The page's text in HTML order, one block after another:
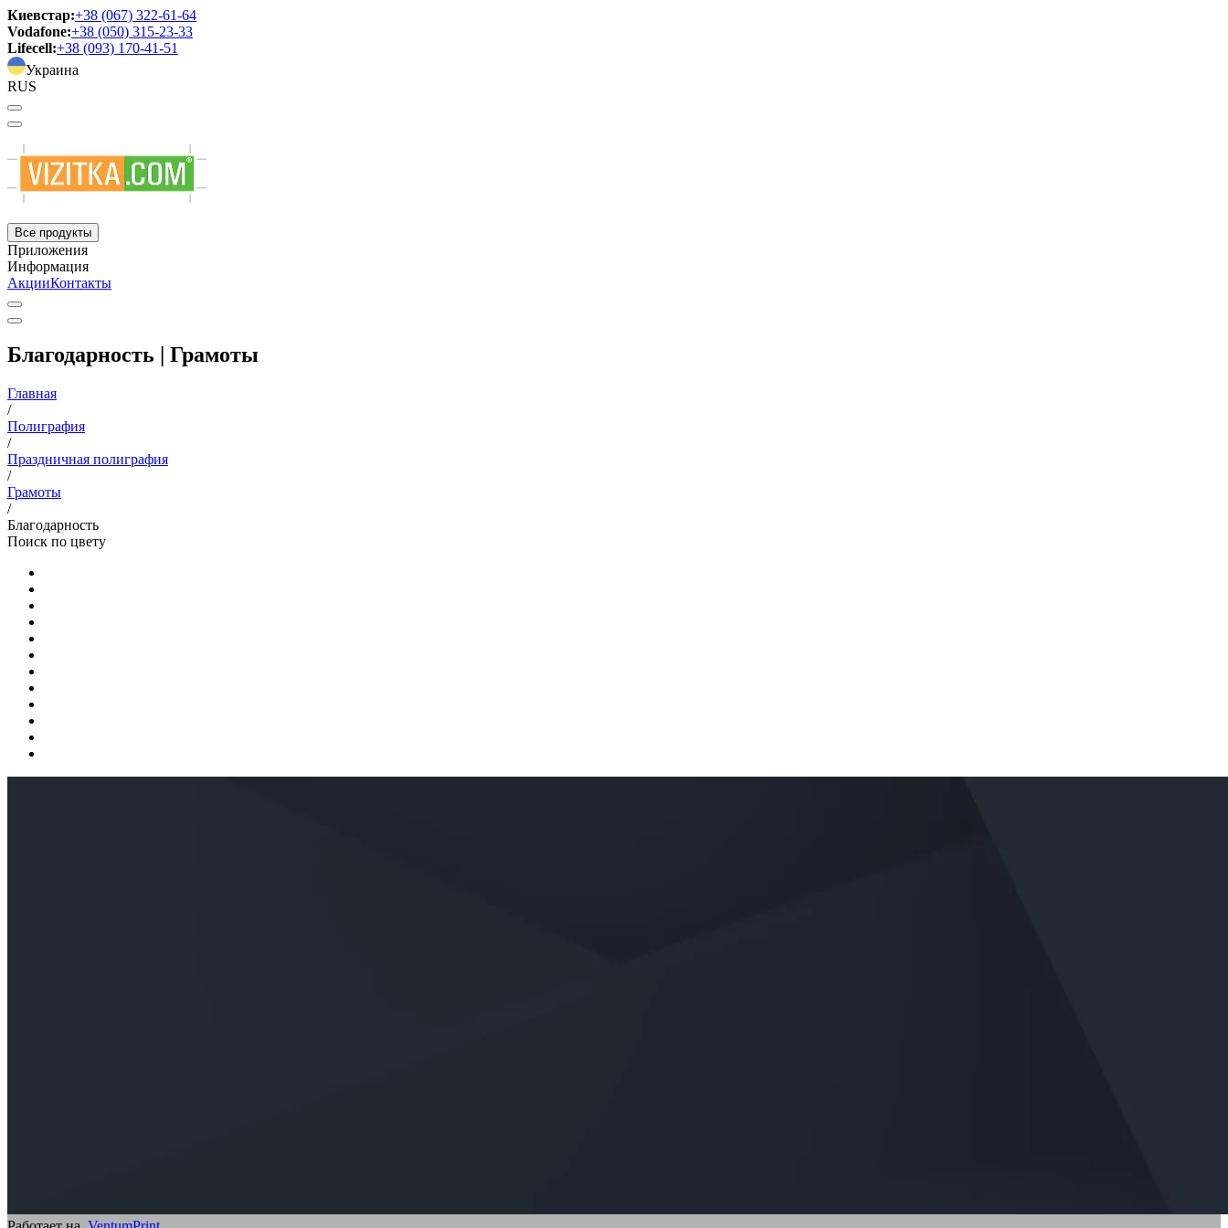
Киевстар:+38 (067) 322-61-64
Vodafone:+38 (050) 315-23-33
Lifecell:+38 (093) 170-41-51
Украина
RUS
Все продукты
Приложения
Информация
АкцииКонтакты
Благодарность | Грамоты
Главная
/
Полиграфия
/
Праздничная полиграфия
/
Грамоты
/
Благодарность
Поиск по цвету